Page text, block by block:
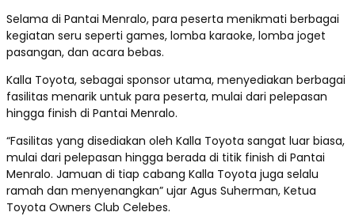
Selama di Pantai Menralo, para peserta menikmati berbagai
kegiatan seru seperti games, lomba karaoke, lomba joget
pasangan, dan acara bebas.
Kalla Toyota, sebagai sponsor utama, menyediakan berbagai
fasilitas menarik untuk para peserta, mulai dari pelepasan
hingga finish di Pantai Menralo.
“Fasilitas yang disediakan oleh Kalla Toyota sangat luar biasa,
mulai dari pelepasan hingga berada di titik finish di Pantai
Menralo. Jamuan di tiap cabang Kalla Toyota juga selalu
ramah dan menyenangkan” ujar Agus Suherman, Ketua
Toyota Owners Club Celebes.